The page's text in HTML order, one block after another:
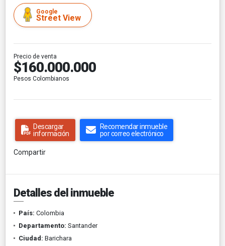
Google
Street View
Precio de venta
$160.000.000
Pesos Colombianos
Descargar
información
Recomendar inmueble
por correo electrónico
Compartir
Detalles del inmueble
País: Colombia
Departamento: Santander
Ciudad: Barichara